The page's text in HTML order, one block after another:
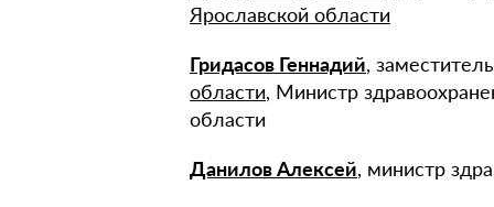
Ярославской области
Гридасов Геннадий,
области, Министр
области
Данилов Алексей, министр